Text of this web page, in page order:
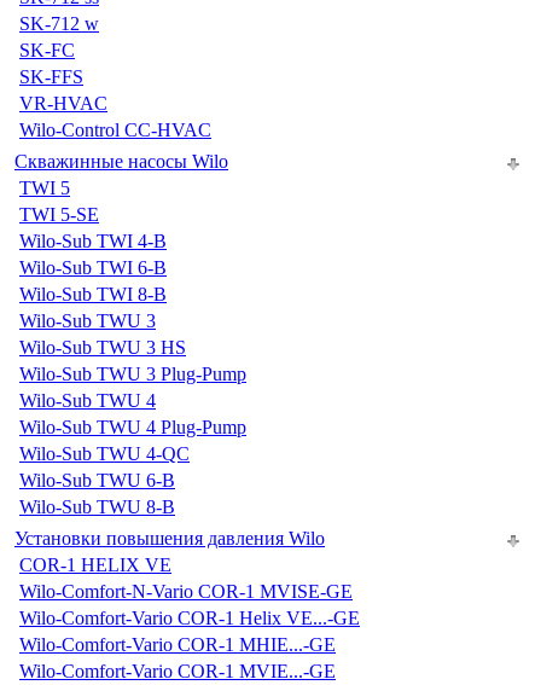
SK-712 w
SK-FC
SK-FFS
VR-HVAC
Wilo-Control CC-HVAC
Скважинные насосы Wilo
TWI 5
TWI 5-SE
Wilo-Sub TWI 4-B
Wilo-Sub TWI 6-B
Wilo-Sub TWI 8-B
Wilo-Sub TWU 3
Wilo-Sub TWU 3 HS
Wilo-Sub TWU 3 Plug-Pump
Wilo-Sub TWU 4
Wilo-Sub TWU 4 Plug-Pump
Wilo-Sub TWU 4-QC
Wilo-Sub TWU 6-B
Wilo-Sub TWU 8-B
Установки повышения давления Wilo
COR-1 HELIX VE
Wilo-Comfort-N-Vario COR-1 MVISE-GE
Wilo-Comfort-Vario COR-1 Helix VE...-GE
Wilo-Comfort-Vario COR-1 MHIE...-GE
Wilo-Comfort-Vario COR-1 MVIE...-GE